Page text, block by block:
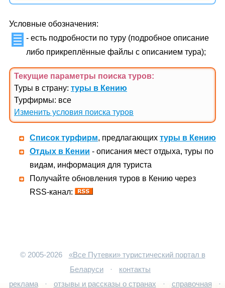
Условные обозначения:
- есть подробности по туру (подробное описание
либо прикреплённые файлы с описанием тура);
Текущие параметры поиска туров:
Туры в страну: туры в Кению
Турфирмы: все
Изменить условия поиска туров
Список турфирм, предлагающих туры в Кению
Отдых в Кении - описания мест отдыха, туры по
видам, информация для туриста
Получайте обновления туров в Кению через
RSS-канал:
© 2005-2026
«Все Путевки» туристический портал в
Беларуси
·
контакты
реклама
· отзывы и рассказы о странах · справочная ·